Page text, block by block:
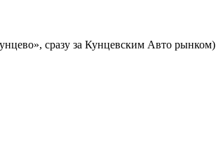
сразу за Кунцевским Авто рынком)